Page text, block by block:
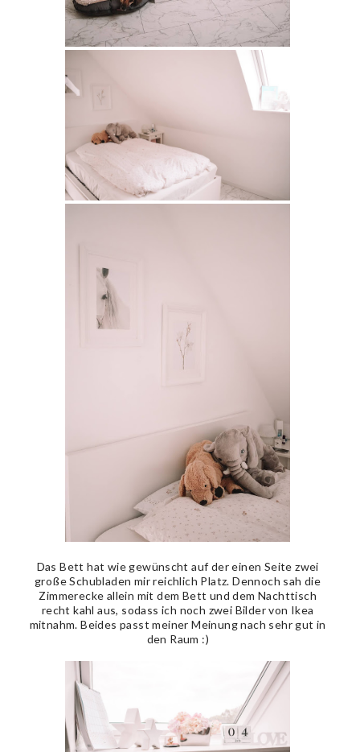
Das Bett hat wie gewünscht auf der einen Seite zwei
große Schubladen mir reichlich Platz. Dennoch sah die
Zimmerecke allein mit dem Bett und dem Nachttisch
recht kahl aus, sodass ich noch zwei Bilder von Ikea
mitnahm. Beides passt meiner Meinung nach sehr gut in
den Raum :)